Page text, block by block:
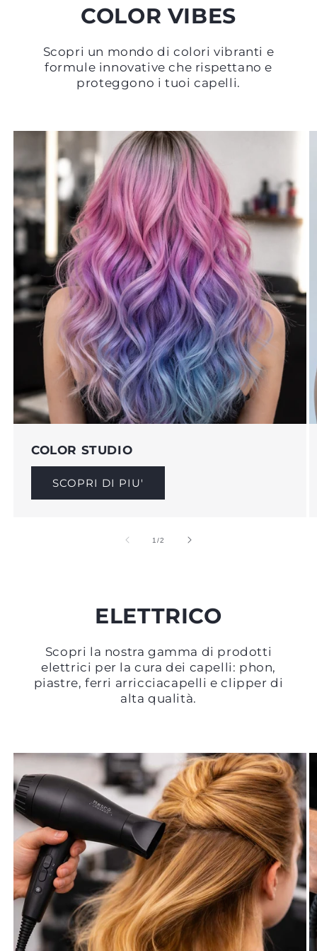
COLOR VIBES
Scopri un mondo di colori vibranti e
formule innovative che rispettano e
proteggono i tuoi capelli.
COLOR STUDIO
SCOPRI DI PIU'
1/su
2
ELETTRICO
Scopri la nostra gamma di prodotti
elettrici per la cura dei capelli: phon,
piastre, ferri arricciacapelli e clipper di
alta qualità.